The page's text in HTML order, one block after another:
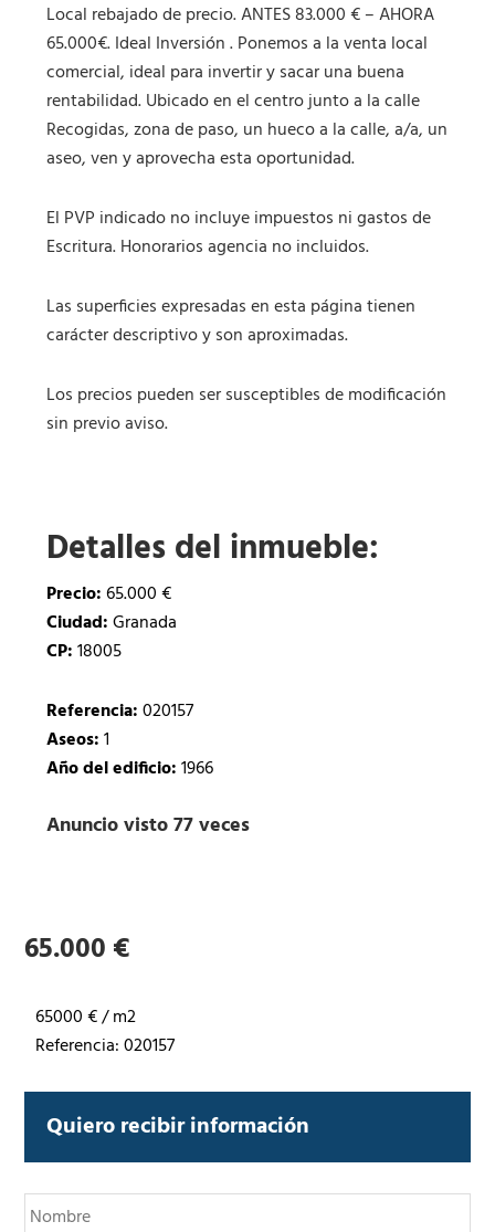
Local rebajado de precio. ANTES 83.000 € – AHORA
65.000€. Ideal Inversión . Ponemos a la venta local
comercial, ideal para invertir y sacar una buena
rentabilidad. Ubicado en el centro junto a la calle
Recogidas, zona de paso, un hueco a la calle, a/a, un
aseo, ven y aprovecha esta oportunidad.
El PVP indicado no incluye impuestos ni gastos de
Escritura. Honorarios agencia no incluidos.
Las superficies expresadas en esta página tienen
carácter descriptivo y son aproximadas.
Los precios pueden ser susceptibles de modificación
sin previo aviso.
Detalles del inmueble:
Precio:65.000 €
Ciudad:Granada
CP:18005
Referencia:020157
Aseos:1
Año del edificio:1966
Anuncio visto 77 veces
65.000 €
65000 € / m2
Referencia: 020157
Quiero recibir información
N
o